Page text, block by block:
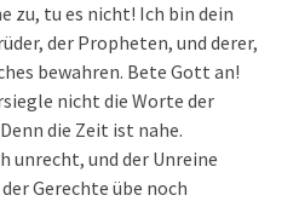
zu, tu es nicht! Ich bin dein
der Propheten, und derer,
bewahren. Bete Gott an!
nicht die Worte der
die Zeit ist nahe.
unrecht, und der Unreine
Gerechte übe noch